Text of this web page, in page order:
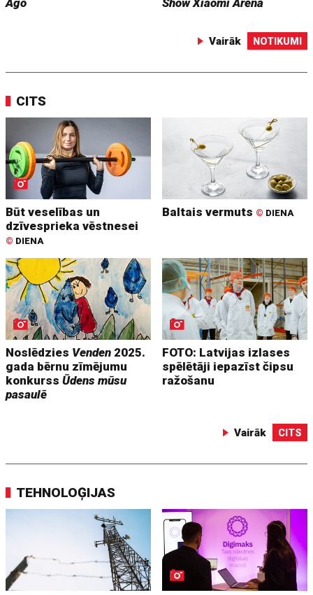
Vairāk NOTIKUMI
CITS
Būt veselības un
dzīvesprieka vēstnesei
© DIENA
Baltais vermuts © DIENA
Noslēdzies Venden 2025.
gada bērnu zīmējumu
konkurssŪdens mūsu
pasaulē
FOTO: Latvijas izlases
spēlētāji iepazīst čipsu
ražošanu
Vairāk CITS
TEHNOLOĢIJAS